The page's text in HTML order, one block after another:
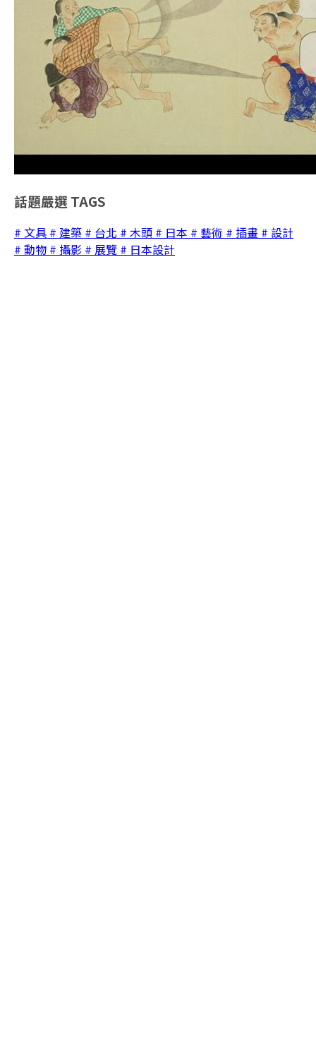
話題嚴選 TAGS
# 文具 # 建築 # 台北 # 木頭 # 日本 # 藝術 # 插畫 # 設計
# 動物 # 攝影 # 展覽 # 日本設計